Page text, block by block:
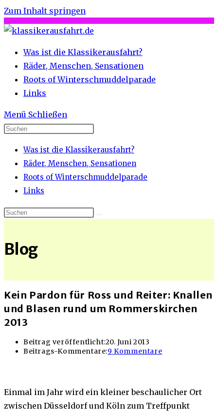
Zum Inhalt springen
Was ist die Klassikerausfahrt?
Räder, Menschen, Sensationen
Roots of Winterschmuddelparade
Links
Menü Schließen
Was ist die Klassikerausfahrt?
Räder, Menschen, Sensationen
Roots of Winterschmuddelparade
Links
Blog
Kein Pardon für Ross und Reiter: Knallen
und Blasen rund um Rommerskirchen
2013
Beitrag veröffentlicht:20. Juni 2013
Beitrags-Kommentare:9 Kommentare
Einmal im Jahr wird ein kleiner beschaulicher Ort
zwischen Düsseldorf und Köln zum Treffpunkt